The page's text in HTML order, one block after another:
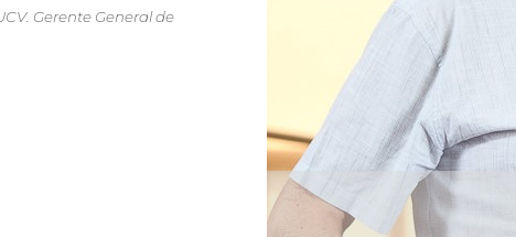
Gerente General de